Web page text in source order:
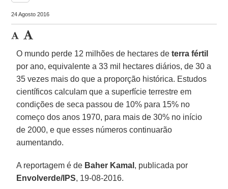
24 Agosto 2016
O mundo perde 12 milhões de hectares deterra fértil
por ano, equivalente a 33 mil hectares diários, de 30 a
35 vezes mais do que a proporção histórica. Estudos
científicos calculam que a superfície terrestre em
condições de seca passou de 10% para 15% no
começo dos anos 1970, para mais de 30% no início
de 2000, e que esses números continuarão
aumentando.
A reportagem é de Baher Kamal , publicada por
Envolverde/IPS, 19-08-2016.